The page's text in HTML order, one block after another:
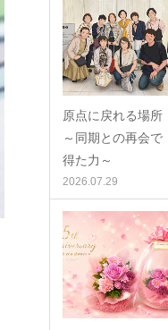
原点に戻れる場所
～同期との再会で
得た力～
2026.07.29